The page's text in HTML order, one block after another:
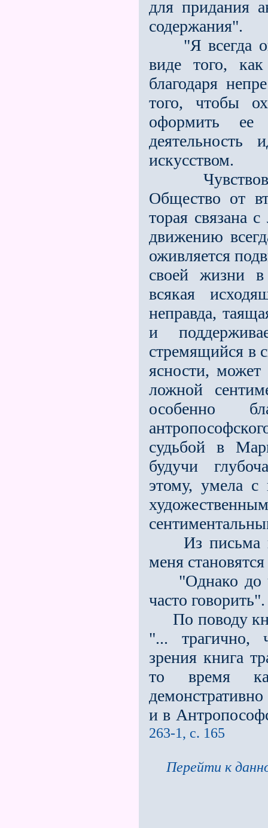
для придания
содержания".
"Я всегда
виде того,
благодаря
того, чтобы
оформить ее
искусством.
Общество от
торая связана
движению
оживляется
своей жизни в
всякая
неправда,
и
стремящийся в
ясности, может
ложной
особенно
судьбой в
будучи
этому, умела
Из письма к
меня
"Однако до
часто говорить".
По поводу
"... трагично,
зрения книга
то время
и в
263-1, с. 165
Перейти к